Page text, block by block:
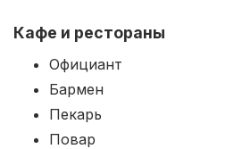
Кафе и рестораны
Официант
Бармен
Пекарь
Повар